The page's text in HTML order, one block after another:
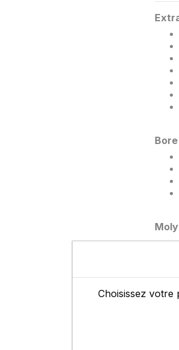
Choisissez